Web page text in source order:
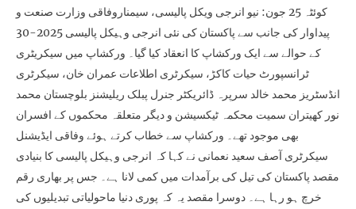
کوئٹہ 25 جون: نیو انرجی ویکل پالیسی، سیمناروفاقی وزارت صنعت و
پیداوار کی جانب سے پاکستان کی نئی انرجی وہیکل پالیسی 2025-30
کے حوالے سے ایک ورکشاپ کا انعقاد کیا گیا۔ ورکشاپ میں سیکریٹری
ٹرانسپورٹ حیات کاکڑ، سیکرٹری اطلاعات عمران خان، سیکرٹری
انڈسٹریز محمد خالد سرپرہ ڈائریکٹر جنرل پبلک ریلیشنز بلوچستان محمد
نور کھیتران سمیت محکمہ ٹیکسیشن و دیگر متعلقہ محکموں کے افسران
بھی موجود تھے۔ ورکشاپ سے خطاب کرتے ہوئے وفاقی ایڈیشنل
سیکرٹری آصف سعید نعمانی نے کہا کہ انرجی وہیکل پالیسی کا بنیادی
مقصد پاکستان کی تیل کی برآمدات میں کمی لانا ہے۔ جس پر بھاری رقم
خرچ ہو رہا ہے۔ دوسرا مقصد یہ کہ پوری دنیا ماحولیاتی تبدیلیوں کی